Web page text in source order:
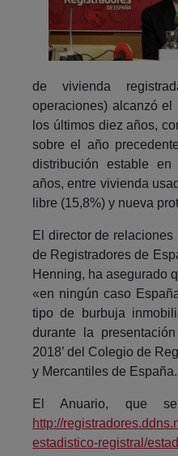
de vivienda
operaciones) alcanzó
los últimos diez años,
sobre el año
distribución estable
años, entre vivienda
libre (15,8%) y nueva
El director de
de Registradores de
Henning, ha asegurado
«en ningún caso
tipo de burbuja
durante la
2018’ del Colegio de
y Mercantiles de España.
El Anuario, que
http://
estadistico-registral/